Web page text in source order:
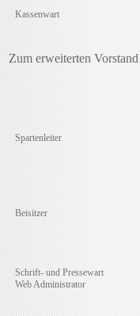
Kassenwart
Zum erweiterten
Spartenleiter
Beisitzer
Schrift- und Pressewart
Web Administrator